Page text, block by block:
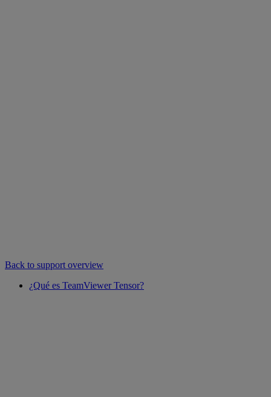
Back to support overview
¿Qué es TeamViewer Tensor?